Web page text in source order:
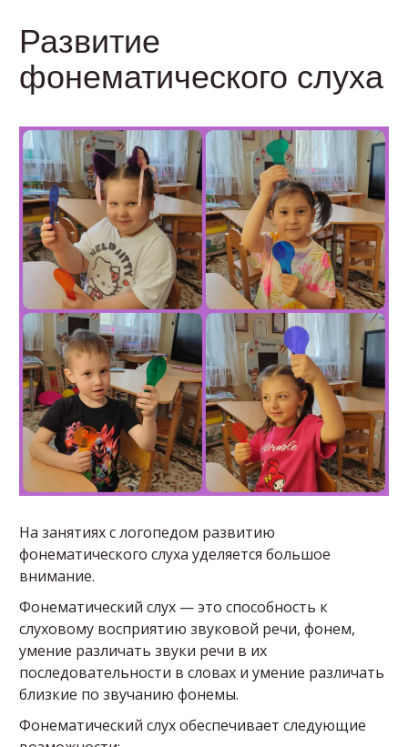
Развитие
фонематического слуха
На занятиях с логопедом развитию
фонематического слуха уделяется большое
внимание.
Фонематический слух — это способность к
слуховому восприятию звуковой речи, фонем,
умение различать звуки речи в их
последовательности в словах и умение различать
близкие по звучанию фонемы.
Фонематический слух обеспечивает следующие